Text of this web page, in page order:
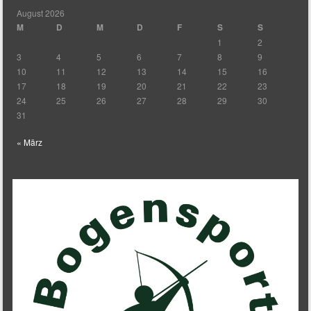
August 2026
M D M D F S S
1
2
3
4 5 6 7 8
9
10
11 12 13 14 15
16
17
18 19 20 21 22
23
24
25 26 27 28 29
30
31
« März